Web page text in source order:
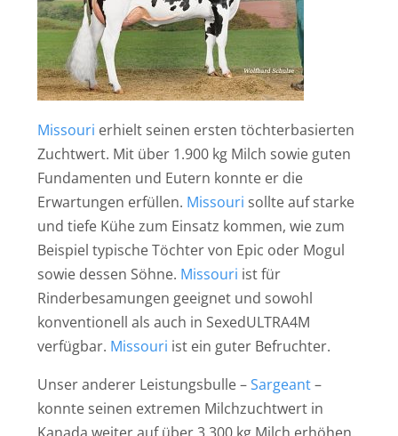
Missouri erhielt seinen ersten töchterbasierten
Zuchtwert. Mit über 1.900 kg Milch sowie guten
Fundamenten und Eutern konnte er die
Erwartungen erfüllen. Missouri sollte auf starke
und tiefe Kühe zum Einsatz kommen, wie zum
Beispiel typische Töchter von Epic oder Mogul
sowie dessen Söhne. Missouri ist für
Rinderbesamungen geeignet und sowohl
konventionell als auch in SexedULTRA4M
verfügbar. Missouri ist ein guter Befruchter.
Unser anderer Leistungsbulle –Sargeant–
konnte seinen extremen Milchzuchtwert in